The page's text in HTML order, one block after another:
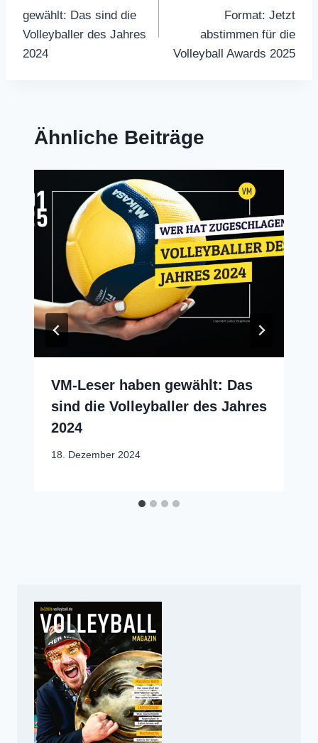
gewählt: Das sind die
Volleyballer des Jahres
2024
Format: Jetzt
abstimmen für die
Volleyball Awards 2025
Ähnliche Beiträge
VM-Leser haben gewählt: Das
sind die Volleyballer des Jahres
2024
18. Dezember 2024